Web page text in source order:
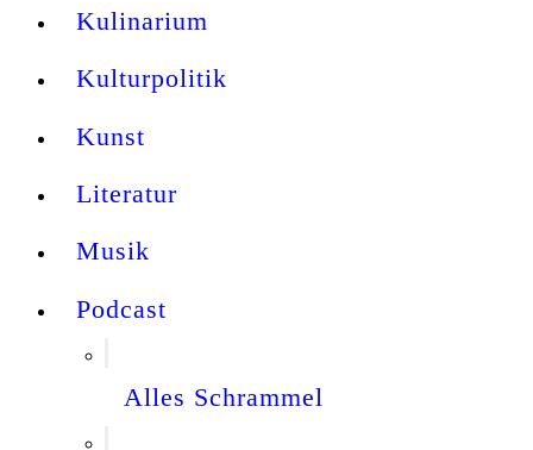
Kulinarium
Kulturpolitik
Kunst
Literatur
Musik
Podcast
Alles Schrammel